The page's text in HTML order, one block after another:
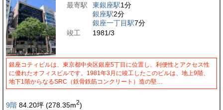
最寄駅
東銀座駅1分
銀座駅2分
銀座一丁目駅7分
竣工
1981/3
銀座コティビルは、東京都中央区銀座5丁目に位置し、利便性とアクセス性
に優れたオフィスビルです。1981年3月に竣工したこのビルは、地上9階、
地下1階からなるSRC（鉄骨鉄筋コンクリート）造の堅…
9階 84.20坪 (278.35m2)